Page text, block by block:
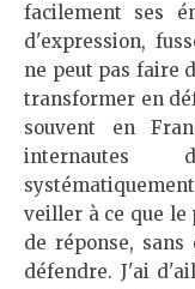
facilement ses
d'expression,
ne peut pas faire
transformer en
souvent en
internautes
veiller à ce que le
de réponse,
défendre. J'ai